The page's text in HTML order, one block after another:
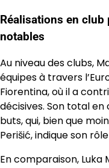
Réalisations en club
notables
Au niveau des clubs,
équipes à travers
Fiorentina, où il a
décisives. Son total
buts, qui, bien que
Perišić, indique son
En comparaison,